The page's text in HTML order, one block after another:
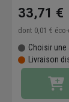
33,71 €
dont 0,01 €
Choisir
Livraison